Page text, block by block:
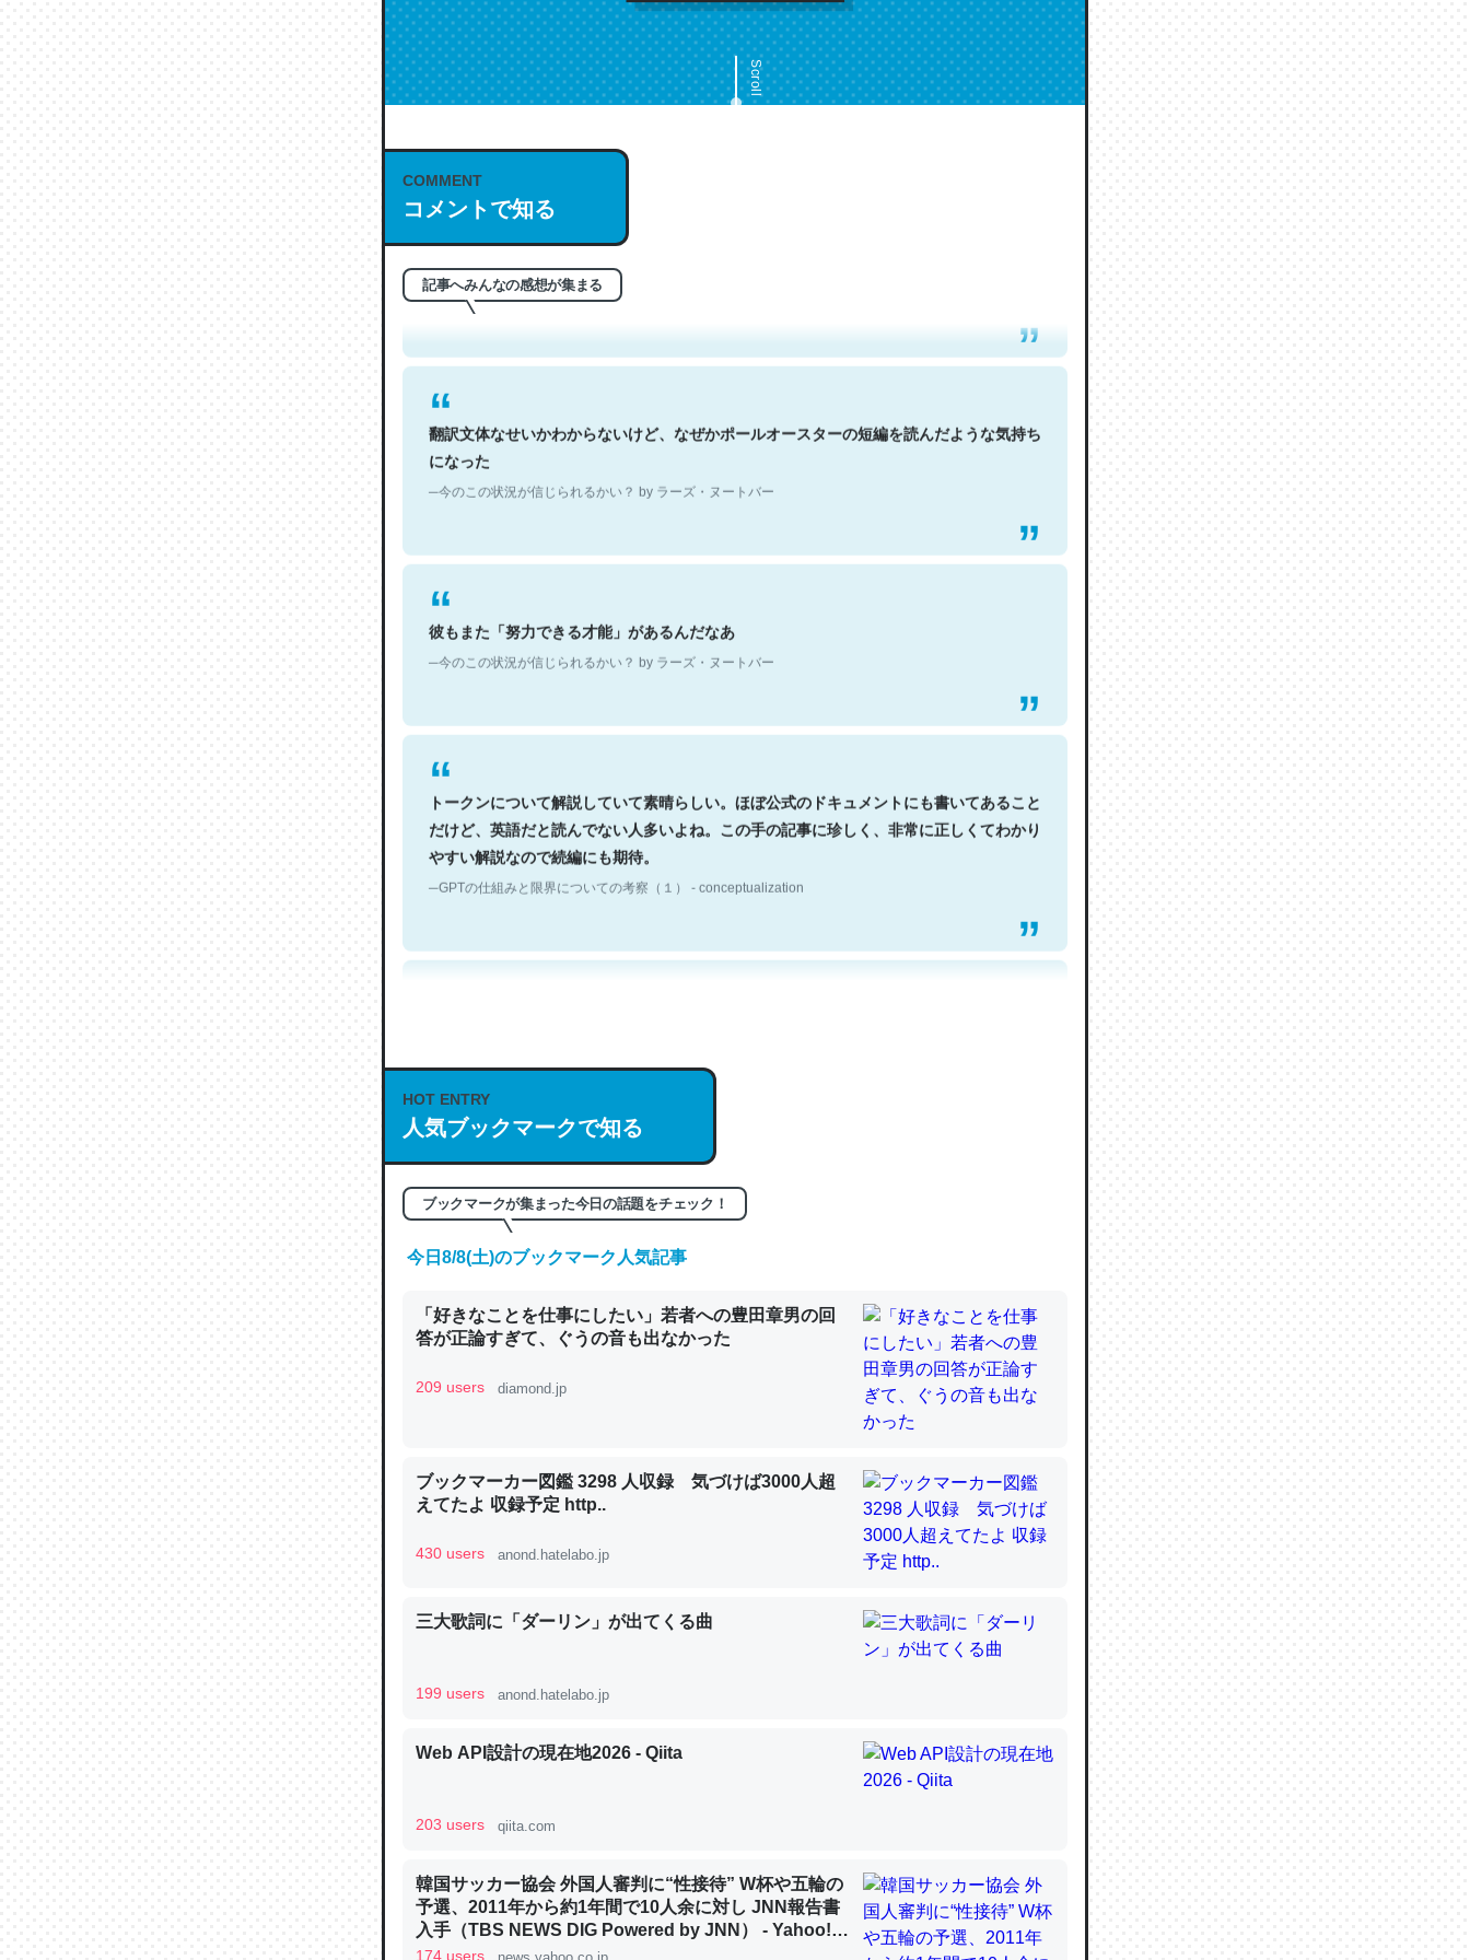
Scroll
COMMENT
コメントで知る
記事へみんなの感想が集まる
これは名文。彼はとてもクレバーなんだろうなと凄く思う。英語少しでも読める人は原文
もお勧め。自分はこの流れ好き。Let’s Fucking Go. Then Covid hit. Shit.
─今のこの状況が信じられるかい？ by ラーズ・ヌートバー
翻訳文体なせいかわからないけど、なぜかポールオースターの短編を読んだような気持ち
になった
─今のこの状況が信じられるかい？ by ラーズ・ヌートバー
彼もまた「努力できる才能」があるんだなあ
─今のこの状況が信じられるかい？ by ラーズ・ヌートバー
トークンについて解説していて素晴らしい。ほぼ公式のドキュメントにも書いてあること
だけど、英語だと読んでない人多いよね。この手の記事に珍しく、非常に正しくてわかり
やすい解説なので続編にも期待。
─GPTの仕組みと限界についての考察（１） - conceptualization
これは良記事。32768トークンだと英語小説100ページ分くらい。小説でいう「ずっと前
の伏線」は回収されないけど、短期記憶というには多い分量。進化すればするほど分かり
やすく強くなりそう
昆虫ってカルシウム少ないのか。知らんかった。調べたらコオロギのカルシウム分はエビ
─ニュース :: 【研究発表】昆虫学の大問題＝「昆虫はなぜ海にいないのか」に関する新仮説
論文では「淡水はカルシウムも酸素も不足してて両方に不利だから両方が拮抗してるので
は」とあって面白い。海にいる鋏角類（カブトガニ・ウミグモ）はカルシウムを使わずキ
類だと殻を無くしてナメクジになったり努力してるし。
─ニュース :: 【研究発表】昆虫学の大問題＝「昆虫はなぜ海にいないのか」に関する新仮説
HOT ENTRY
人気ブックマークで知る
ブックマークが集まった今日の話題をチェック！
今日8/8(土)のブックマーク人気記事
「好きなことを仕事にしたい」若者への豊田章男の回
答が正論すぎて、ぐうの音も出なかった
209 users diamond.jp
ブックマーカー図鑑 3298 人収録 気づけば3000人超
えてたよ 収録予定 http..
430 users anond.hatelabo.jp
三大歌詞に「ダーリン」が出てくる曲
199 users anond.hatelabo.jp
Web API設計の現在地2026 - Qiita
203 users qiita.com
韓国サッカー協会 外国人審判に“性接待” W杯や五輪の
予選、2011年から約1年間で10人余に対し JNN報告書
入手（TBS NEWS DIG Powered by JNN） - Yahoo!ニ
ュース
174 users